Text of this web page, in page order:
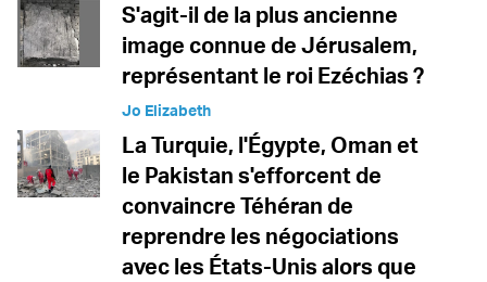
S'agit-il de la plus ancienne
image connue de Jérusalem,
représentant le roi Ezéchias ?
Jo Elizabeth
La Turquie, l'Égypte, Oman et
le Pakistan s'efforcent de
convaincre Téhéran de
reprendre les négociations
avec les États-Unis alors que